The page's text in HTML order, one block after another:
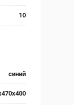
10
синий